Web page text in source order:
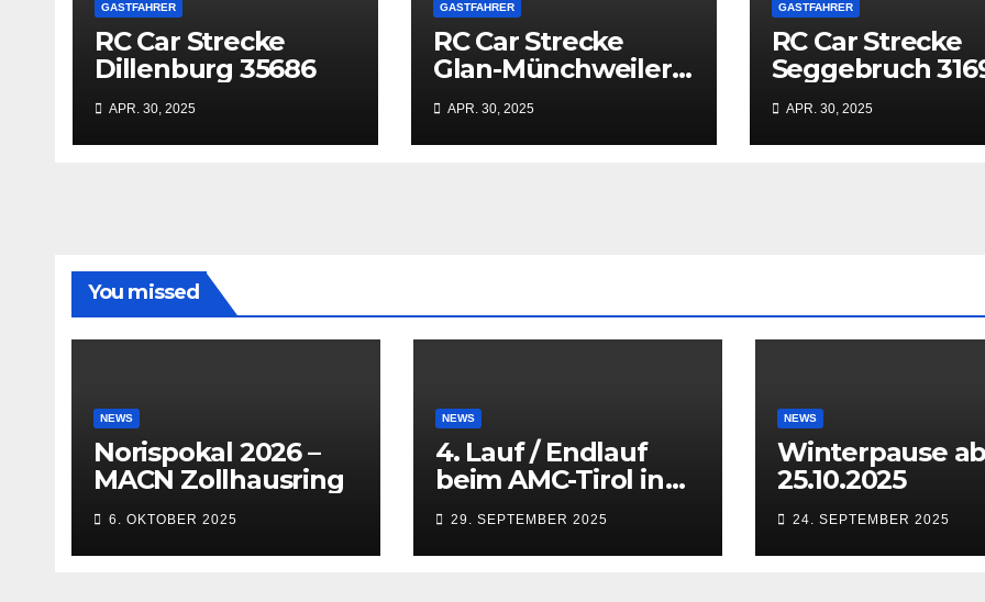
GASTFAHRER
RC Car Strecke
Dillenburg 35686
APR. 30, 2025
GASTFAHRER
RC Car Strecke
Glan-Münchweiler
66907
APR. 30, 2025
GASTFAHRER
RC Car Strecke
Seggebruch
APR. 30, 2025
You missed
NEWS
Norispokal 2026 –
MACN Zollhausring
6. OKTOBER 2025
NEWS
4. Lauf / Endlauf
beim AMC-Tirol in
Innsbruck
(Kematen) vom 27.
bis 28.09.2025
29. SEPTEMBER 2025
NEWS
Winterpause ab
25.10.2025
24. SEPTEMBER 2025